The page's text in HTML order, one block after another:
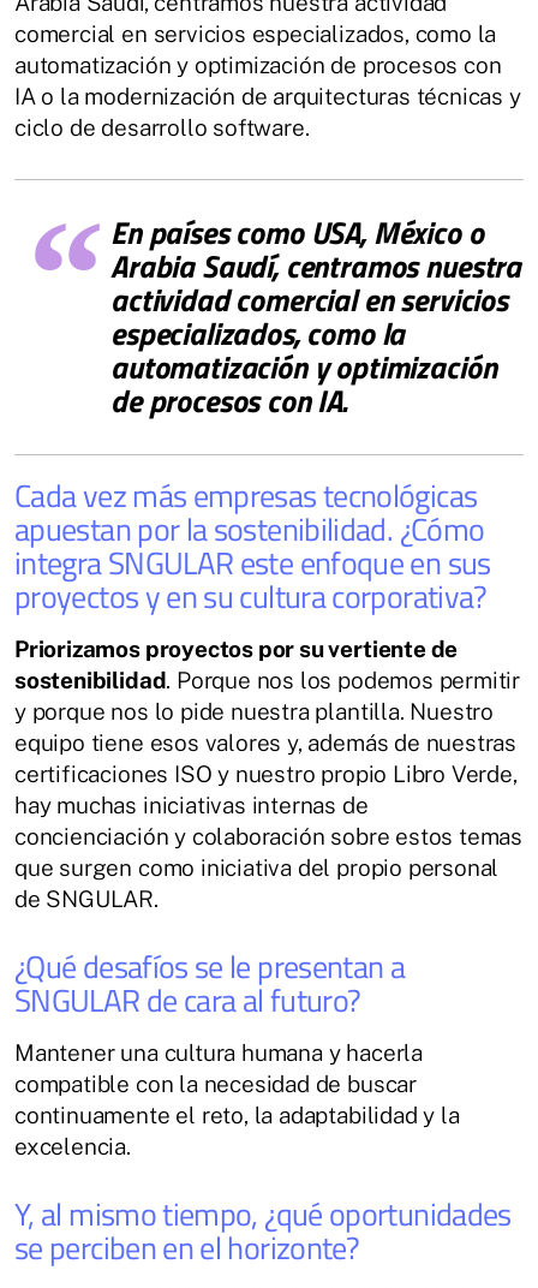
comercial en servicios especializados, como la
automatización y optimización de procesos con
IA o la modernización de arquitecturas técnicas y
ciclo de desarrollo software.
En países como USA, México o
Arabia Saudí, centramos nuestra
actividad comercial en servicios
especializados, como la
automatización y optimización
de procesos con IA.
Cada vez más empresas tecnológicas
apuestan por la sostenibilidad. ¿Cómo
integra SNGULAR este enfoque en sus
proyectos y en su cultura corporativa?
Priorizamos proyectos por su vertiente de
sostenibilidad. Porque nos los podemos permitir
y porque nos lo pide nuestra plantilla. Nuestro
equipo tiene esos valores y, además de nuestras
certificaciones ISO y nuestro propio Libro Verde,
hay muchas iniciativas internas de
concienciación y colaboración sobre estos temas
que surgen como iniciativa del propio personal
de SNGULAR.
¿Qué desafíos se le presentan a
SNGULAR de cara al futuro?
Mantener una cultura humana y hacerla
compatible con la necesidad de buscar
continuamente el reto, la adaptabilidad y la
excelencia.
Y, al mismo tiempo, ¿qué oportunidades
se perciben en el horizonte?